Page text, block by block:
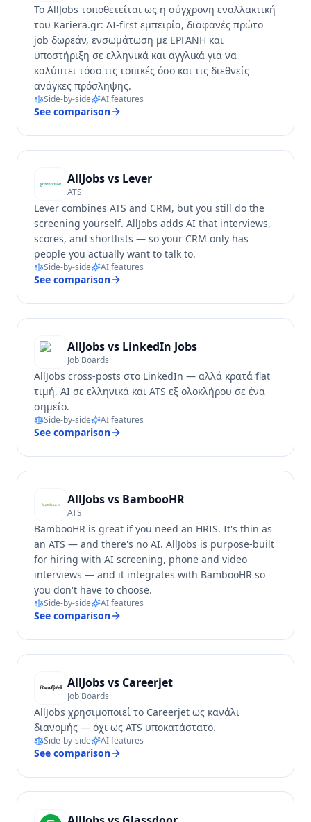
Το AllJobs τοποθετείται ως η σύγχρονη εναλλακτική
του Kariera.gr: AI-first εμπειρία, διαφανές πρώτο
job δωρεάν, ενσωμάτωση με ΕΡΓΑΝΗ και
υποστήριξη σε ελληνικά και αγγλικά για να
καλύπτει τόσο τις τοπικές όσο και τις διεθνείς
ανάγκες πρόσληψης.
Side-by-side AI features
See comparison
AllJobs vs Lever
ATS
Lever combines ATS and CRM, but you still do the
screening yourself. AllJobs adds AI that interviews,
scores, and shortlists — so your CRM only has
people you actually want to talk to.
Side-by-side AI features
See comparison
AllJobs vs LinkedIn Jobs
Job Boards
AllJobs cross-posts στο LinkedIn — αλλά κρατά flat
τιμή, AI σε ελληνικά και ATS εξ ολοκλήρου σε ένα
σημείο.
Side-by-side AI features
See comparison
AllJobs vs BambooHR
ATS
BambooHR is great if you need an HRIS. It's thin as
an ATS — and there's no AI. AllJobs is purpose-built
for hiring with AI screening, phone and video
interviews — and it integrates with BambooHR so
you don't have to choose.
Side-by-side AI features
See comparison
AllJobs vs Careerjet
Job Boards
AllJobs χρησιμοποιεί το Careerjet ως κανάλι
διανομής — όχι ως ATS υποκατάστατο.
Side-by-side AI features
See comparison